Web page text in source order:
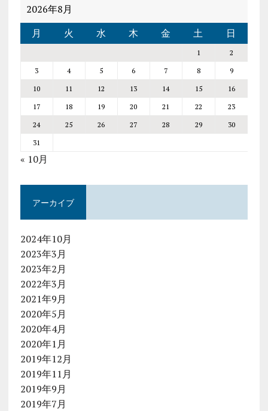
2026年8月
月
火 水 木 金 土 日
1
2
3
4 5 6 7 8
9
10
11 12 13 14 15
16
17
18 19 20 21 22
23
24
25 26 27 28 29
30
31
« 10月
アーカイブ
2024年10月
2023年3月
2023年2月
2022年3月
2021年9月
2020年5月
2020年4月
2020年1月
2019年12月
2019年11月
2019年9月
2019年7月